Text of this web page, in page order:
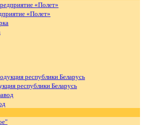
«Полет»
республики Беларусь